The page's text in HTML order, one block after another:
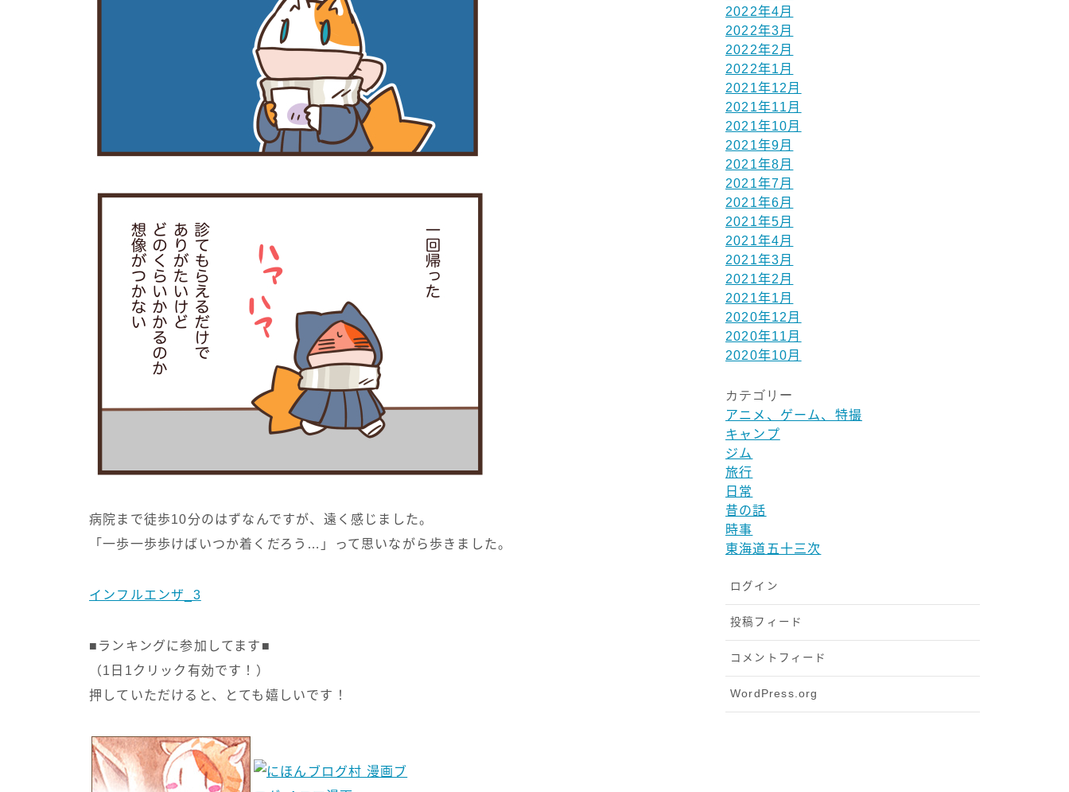
病院まで徒歩10分のはずなんですが、遠く感じました。
「一歩一歩歩けばいつか着くだろう…」って思いながら歩きました。
インフルエンザ_3
■ランキングに参加してます■
（1日1クリック有効です！）
押していただけると、とても嬉しいです！
2022年4月
2022年3月
2022年2月
2022年1月
2021年12月
2021年11月
2021年10月
2021年9月
2021年8月
2021年7月
2021年6月
2021年5月
2021年4月
2021年3月
2021年2月
2021年1月
2020年12月
2020年11月
2020年10月
カテゴリー
アニメ、ゲーム、特撮
キャンプ
ジム
旅行
日常
昔の話
時事
東海道五十三次
ログイン
投稿フィード
コメントフィード
WordPress.org